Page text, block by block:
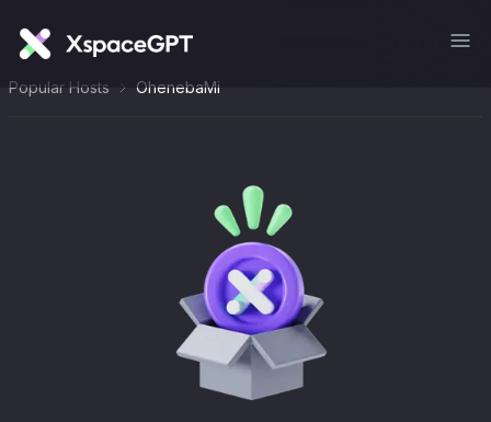
Popular Hosts OhenebaMi